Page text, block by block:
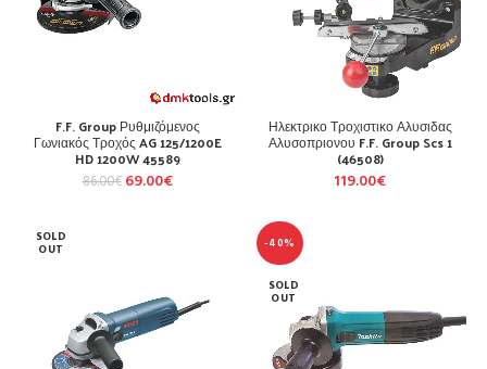
F.F. Group Ρυθμιζόμενος
Γωνιακός Τροχός AG 125/1200E
HD 1200W 45589
86.00€ 69.00€
Ηλεκτρικο Τροχιστικο Αλυσιδας
Αλυσοπριονου F.F. Group Scs 1
(46508)
119.00€
SOLD
OUT -40%
SOLD
OUT